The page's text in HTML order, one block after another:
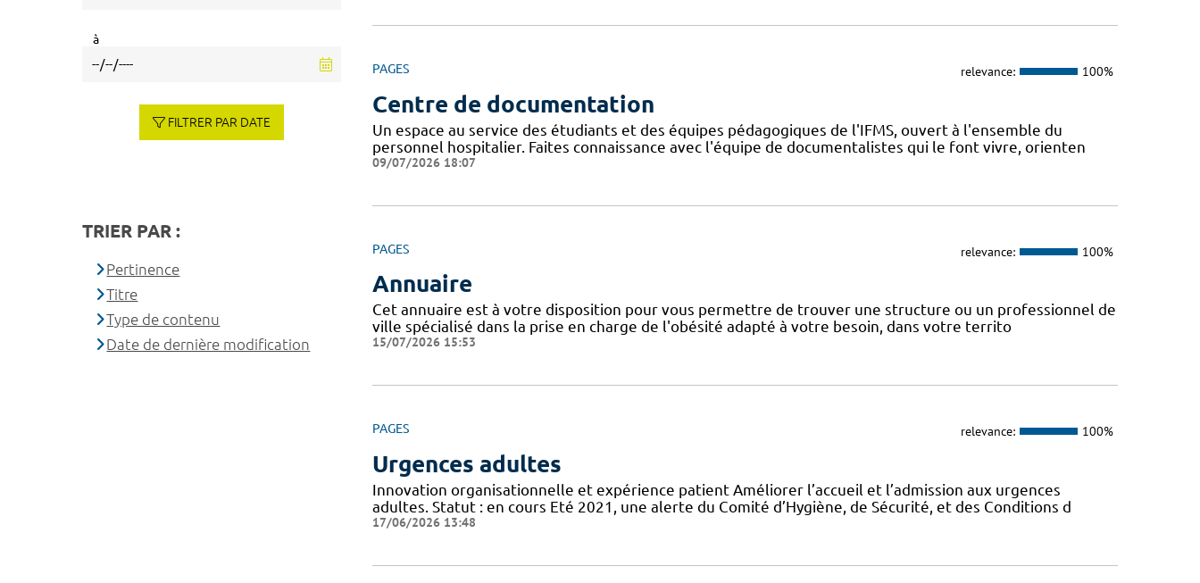
PAGES relevance: 100%
Centre de documentation
Un espace au service des étudiants et des équipes pédagogiques de l'IFMS, ouvert à l'ensemble du
personnel hospitalier. Faites connaissance avec l'équipe de documentalistes qui le font vivre, orienten
09/07/2026 18:07
PAGES relevance: 100%
Annuaire
Cet annuaire est à votre disposition pour vous permettre de trouver une structure ou un professionnel de
ville spécialisé dans la prise en charge de l'obésité adapté à votre besoin, dans votre territo
15/07/2026 15:53
PAGES relevance: 100%
Urgences adultes
Innovation organisationnelle et expérience patient Améliorer l’accueil et l’admission aux urgences
adultes. Statut : en cours Eté 2021, une alerte du Comité d’Hygiène, de Sécurité, et des Conditions d
17/06/2026 13:48
à
FILTRER PAR DATE
TRIER PAR :
Pertinence
Titre
Type de contenu
Date de dernière modification